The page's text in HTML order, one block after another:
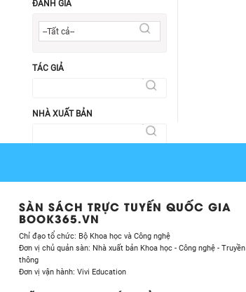
ĐÁNH GIÁ
--Tất cả--
TÁC GIẢ
NHÀ XUẤT BẢN
SÀN SÁCH TRỰC TUYẾN QUỐC GIA
BOOK365.VN
Chỉ đạo tổ chức: Bộ Khoa học và Công nghệ
Đơn vị chủ quản sàn: Nhà xuất bản Khoa học - Công nghệ - Truyền
thông
Đơn vị vận hành: Vivi Education